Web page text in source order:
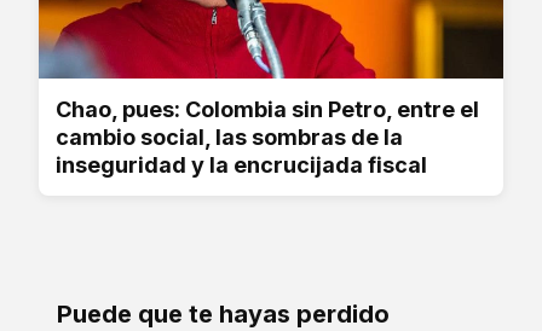
Chao, pues: Colombia sin Petro, entre el
cambio social, las sombras de la
inseguridad y la encrucijada fiscal
Puede que te hayas perdido